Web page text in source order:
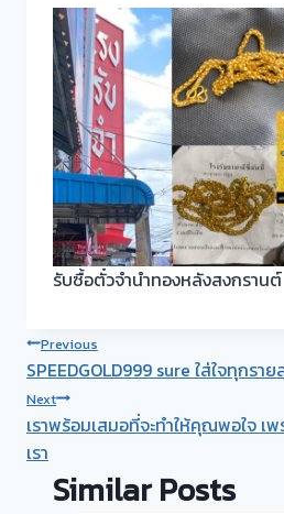
รับซื้อตั๋วจำนำทองหลังสงกรานต์
Post
navigation
Previous
SPEEDGOLD999 sure ใส่ใจทุกราย
Next
เราพร้อมเสมอที่จะทำให้คุณพอใจ
เรา
Similar Posts